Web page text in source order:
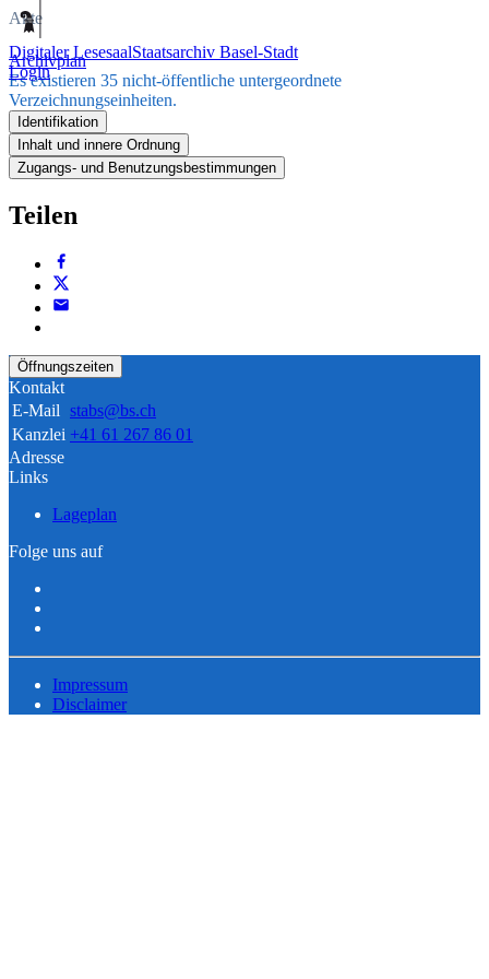
Digitaler LesesaalStaatsarchiv Basel-Stadt
Login
Akte
Archivplan
Es existieren 35 nicht-öffentliche untergeordnete
Verzeichnungseinheiten.
Identifikation
Inhalt und innere Ordnung
Zugangs- und Benutzungsbestimmungen
Teilen
Öffnungszeiten
Kontakt
E-Mail stabs@bs.ch
Kanzlei +41 61 267 86 01
Adresse
Links
Lageplan
Folge uns auf
Impressum
Disclaimer